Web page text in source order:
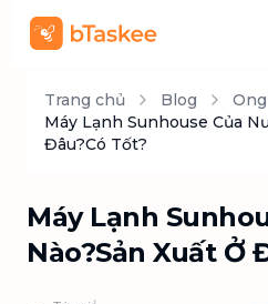
Trang chủ Blog
Máy Lạnh Sunhouse Của
Đâu?Có Tốt?
Máy Lạnh
Nào?Sản Xuất Ở